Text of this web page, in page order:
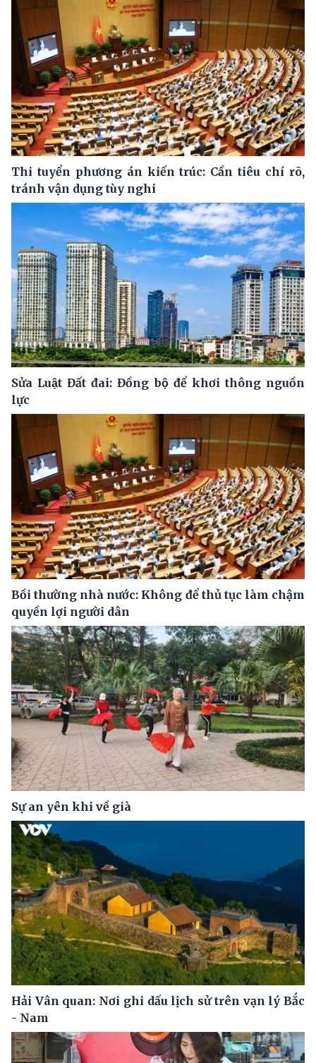
Thi tuyển phương án kiến trúc: Cần tiêu chí rõ,
tránh vận dụng tùy nghi
Sửa Luật Đất đai: Đồng bộ để khơi thông nguồn
lực
Bồi thường nhà nước: Không để thủ tục làm chậm
quyền lợi người dân
Sự an yên khi về già
Hải Vân quan: Nơi ghi dấu lịch sử trên vạn lý Bắc
- Nam